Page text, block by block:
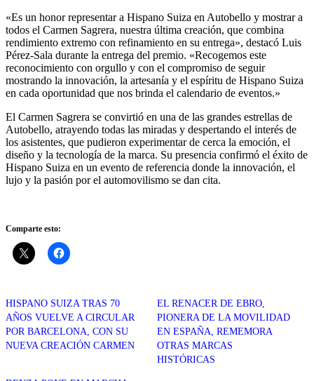
«Es un honor representar a Hispano Suiza en Autobello y mostrar a
todos el Carmen Sagrera, nuestra última creación, que combina
rendimiento extremo con refinamiento en su entrega», destacó Luis
Pérez-Sala durante la entrega del premio. «Recogemos este
reconocimiento con orgullo y con el compromiso de seguir
mostrando la innovación, la artesanía y el espíritu de Hispano Suiza
en cada oportunidad que nos brinda el calendario de eventos.»
El Carmen Sagrera se convirtió en una de las grandes estrellas de
Autobello, atrayendo todas las miradas y despertando el interés de
los asistentes, que pudieron experimentar de cerca la emoción, el
diseño y la tecnología de la marca. Su presencia confirmó el éxito de
Hispano Suiza en un evento de referencia donde la innovación, el
lujo y la pasión por el automovilismo se dan cita.
Comparte esto:
HISPANO SUIZA TRAS 70
AÑOS VUELVE A CIRCULAR
POR BARCELONA, CON SU
NUEVA CREACIÓN CARMEN
EL RENACER DE EBRO,
PIONERA DE LA MOVILIDAD
EN ESPAÑA, REMEMORA
OTRAS MARCAS
HISTÓRICAS